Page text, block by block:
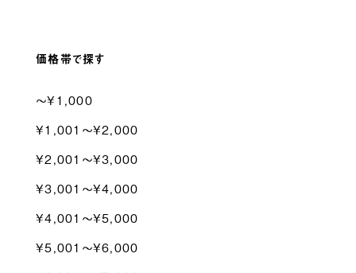
価格帯で探す
〜¥1,000
¥1,001〜¥2,000
¥2,001〜¥3,000
¥3,001〜¥4,000
¥4,001〜¥5,000
¥5,001〜¥6,000